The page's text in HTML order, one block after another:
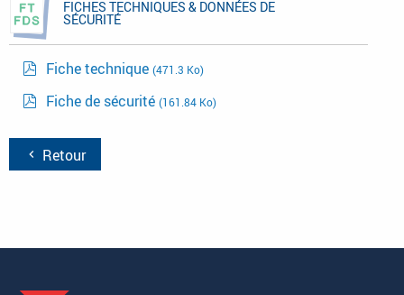
FICHES TECHNIQUES & DONNÉES DE
SÉCURITÉ
Fiche technique (471.3 Ko)
Fiche de sécurité (161.84 Ko)
Retour